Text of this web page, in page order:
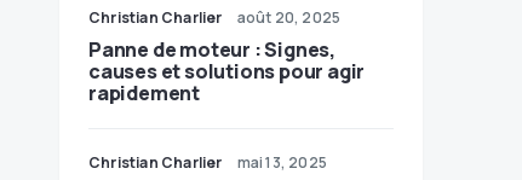
Christian Charlier août 20, 2025
Panne de moteur : Signes,
causes et solutions pour agir
rapidement
Christian Charlier mai 13, 2025